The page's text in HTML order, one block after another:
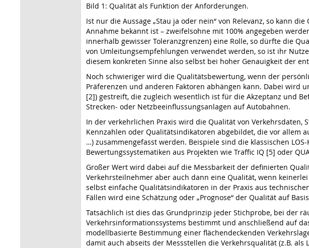
Bild 1: Qualität als Funktion der Anforderungen.
Ist nur die Aussage „Stau ja oder nein“ von Relevanz, so kann
Annahme bekannt ist – zweifelsohne mit 100% angegeben
innerhalb gewisser Toleranzgrenzen) eine Rolle, so dürfte die
von Umleitungsempfehlungen verwendet werden, so ist ihr
diesem konkreten Sinne also selbst bei hoher Genauigkeit der
Noch schwieriger wird die Qualitätsbewertung, wenn der
Präferenzen und anderen Faktoren abhängen kann. Dabei wird
[2]) gestreift, die zugleich wesentlich ist für die Akzeptanz und
Strecken- oder Netzbeeinflussungsanlagen auf Autobahnen.
In der verkehrlichen Praxis wird die Qualität von Verkehrsdaten,
Kennzahlen oder Qualitätsindikatoren abgebildet, die vor allem
…) zusammengefasst werden. Beispiele sind die klassischen
Bewertungssystematiken aus Projekten wie Traffic IQ [5] oder
Großer Wert wird dabei auf die Messbarkeit der definierten
Verkehrsteilnehmer aber auch dann eine Qualität, wenn
selbst einfache Qualitätsindikatoren in der Praxis aus
Fällen wird eine Schätzung oder „Prognose“ der Qualität auf
Tatsächlich ist dies das Grundprinzip jeder Stichprobe, bei der
Verkehrsinformationssystems bestimmt und anschließend auf
modellbasierte Bestimmung einer flächendeckenden
damit auch abseits der Messstellen die Verkehrsqualität (z.B. als